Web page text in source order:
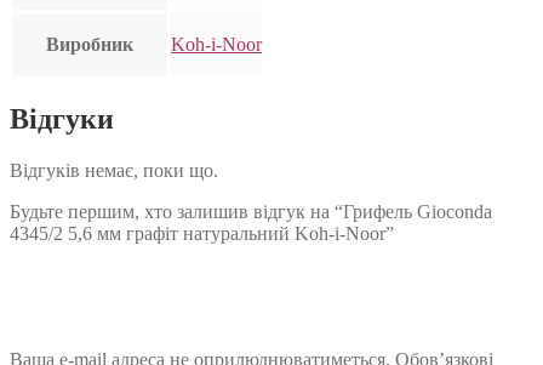
Виробник Koh-i-Noor
Відгуки
Відгуків немає, поки що.
Будьте першим, хто залишив відгук на “Грифель Gioconda
4345/2 5,6 мм графіт натуральний Koh-i-Noor”
Ваша e-mail адреса не оприлюднюватиметься. Обов’язкові